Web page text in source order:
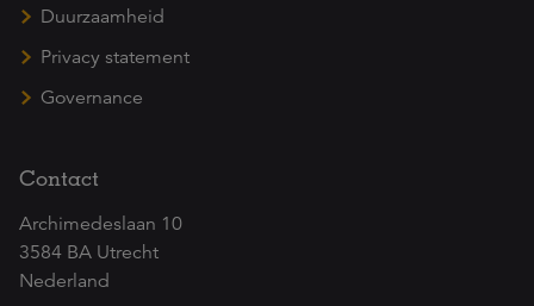
Duurzaamheid
Privacy statement
Governance
Contact
Archimedeslaan 10
3584 BA Utrecht
Nederland